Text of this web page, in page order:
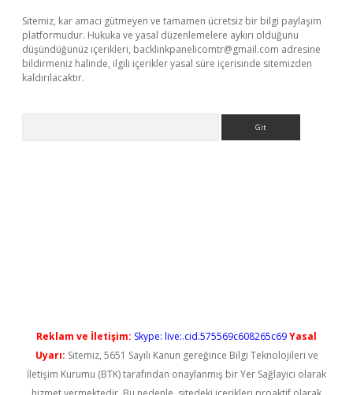
Sitemiz, kar amacı gütmeyen ve tamamen ücretsiz bir bilgi paylaşım
platformudur. Hukuka ve yasal düzenlemelere aykırı olduğunu
düşündüğünüz içerikleri, backlinkpanelicomtr@gmail.com adresine
bildirmeniz halinde, ilgili içerikler yasal süre içerisinde sitemizden
kaldırılacaktır.
Reklam ve İletişim: Skype: live:.cid.575569c608265c69Yasal
Uyarı: Sitemiz, 5651 Sayılı Kanun gereğince Bilgi Teknolojileri ve
İletişim Kurumu (BTK) tarafından onaylanmış bir Yer Sağlayıcı olarak